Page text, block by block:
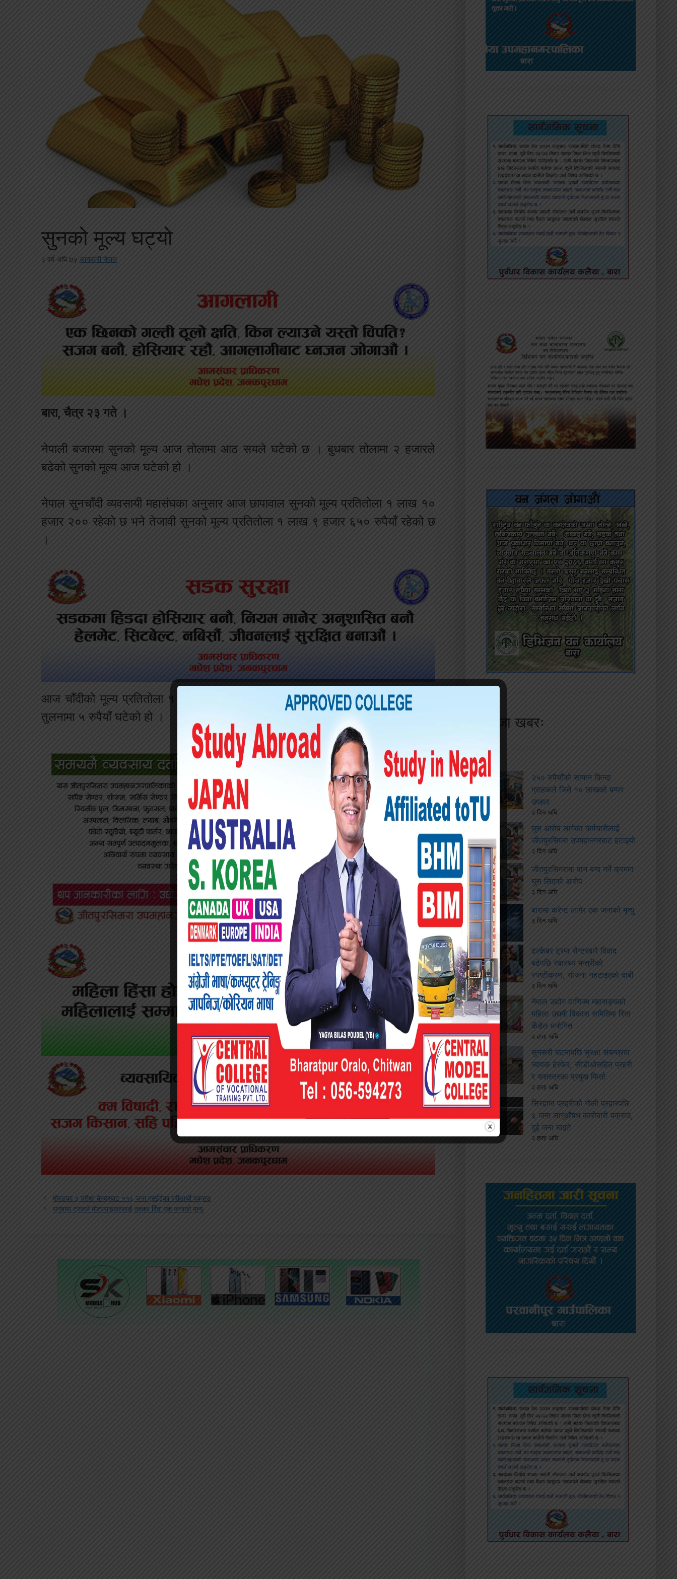
सुनको मूल्य घट्यो
३ वर्ष अघि by जानकारी नेपाल
बारा, चैत्र २३ गते ।
नेपाली बजारमा सुनको मूल्य आज तोलामा आठ सयले घटेको छ । बुधबार तोलामा २ हजारले
बढेको सुनकाे मूल्य आज घटेको हो ।
नेपाल सुनचाँदी व्यवसायी महासंघका अनुसार आज छापावाल सुनको मूल्य प्रतितोला १ लाख १०
हजार २०० रहेको छ भने तेजावी सुनको मूल्य प्रतितोला १ लाख ९ हजार ६५० रुपैयाँ रहेको छ
।
आज चाँदीको मूल्य प्रतितोला १ हजार ४३५ रुपैयाँ रहेको छ । चाँदीको मूल्य अघिल्लो दिनको
तुलनामा ५ रुपैयाँ घटेको हो ।
मोरङका ३ परीक्षा केन्द्रबाट ११६ जना एसईईका परीक्षार्थी पक्राउ
धनुषामा ट्रकले मोटरसाइकललाई ठक्कर दिँदा एक जनाको मृत्यु
ताजा खबरः
२५० रुपैयाँको सामान किन्दा
ग्राहकले जिते १० लाखको बम्पर
उपहार
२ दिन अघि
घुस आरोप लागेका कर्मचारीलाई
जीतपुरसिमरा उपमहानगरबाट हटाइयो
२ दिन अघि
जीतपुरसिमरामा पान बन्द गर्ने क्रममा
घुस लिएको आरोप
३ दिन अघि
बारामा करेन्ट लागेर एक जनाको मृत्यु
३ दिन अघि
ढल्केबर ट्रमा सेन्टरबारे विवाद
बढेपछि स्वास्थ्य मन्त्रीको
स्पष्टीकरण, योजना नहटाइएको दाबी
३ दिन अघि
नेपाल उद्योग वाणिज्य महासङ्घको
महिला उद्यमी विकास समितिमा रिता
कँडेल मनोनित
२ हप्ता अघि
सुनसरी घटनापछि सुरक्षा संयन्त्रमा
व्यापक हेरफेर, सीडीओसहित प्रहरी
र सशस्त्रका प्रमुख फिर्ता
२ हप्ता अघि
सिरहामा प्रहरीको गोली प्रहारपछि
६ जना लागूऔषध कारोबारी पक्राउ,
दुई जना घाइते
२ हप्ता अघि